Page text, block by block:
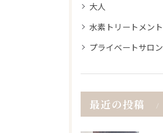
大人
水素トリートメント
プライベートサロン
最近の投稿